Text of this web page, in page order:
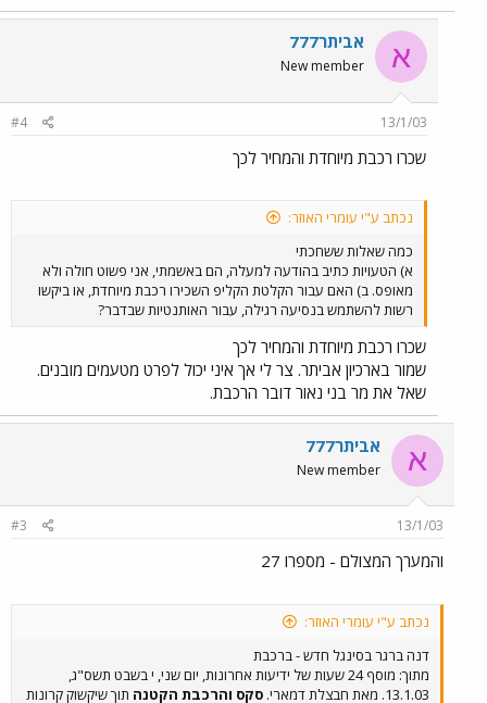
א אביתר777
New member
13/1/03
#4
שכרו רכבת מיוחדת והמחיר לכך
נכתב ע"י עומרי האוזר:
כמה שאלות ששחכתי
א) הטעויות כתיב בהודעה למעלה, הם באשמתי, אני פשוט חולה ולא
מאופס. ב) האם עבור הקלטת הקליפ השכירו רכבת מיוחדת, או ביקשו
רשות להשתמש בנסיעה רגילה, עבור האותנטיות שבדבר?
שכרו רכבת מיוחדת והמחיר לכך
שמור בארכיון אביתר. צר לי אך איני יכול לפרט מטעמים מובנים.
שאל את מר בני נאור דובר הרכבת.
א אביתר777
New member
13/1/03
#3
והמערך המצולם - מספרו 27
נכתב ע"י עומרי האוזר:
דנה ברגר בסינגל חדש - ברכבת
מתוך: מוסף 24 שעות של ידיעות אחרונות, יום שני, י בשבט תשס"ג,
13.1.03. מאת חבצלת דמארי.
סקס והרכבת הקטנה תוך שיקשוק קרונות